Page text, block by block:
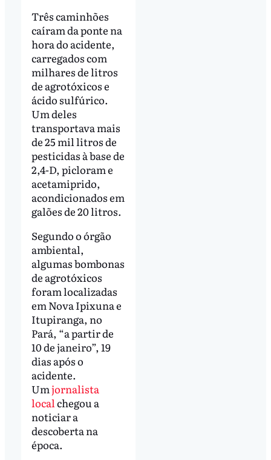
Três caminhões
caíram da ponte na
hora do acidente,
carregados com
milhares de litros
de agrotóxicos e
ácido sulfúrico.
Um deles
transportava mais
de 25 mil litros de
pesticidas à base de
2,4-D, picloram e
acetamiprido,
acondicionados em
galões de 20 litros.
Segundo o órgão
ambiental,
algumas bombonas
de agrotóxicos
foram localizadas
em Nova Ipixuna e
Itupiranga, no
Pará, “a partir de
10 de janeiro”, 19
dias após o
acidente.
Umjornalista
local chegou a
noticiar a
descoberta na
época.